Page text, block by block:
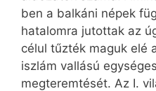
ben a balkáni népek
hatalomra jutottak az
célul tűzték maguk elé
iszlám vallású
megteremtését. Az I.